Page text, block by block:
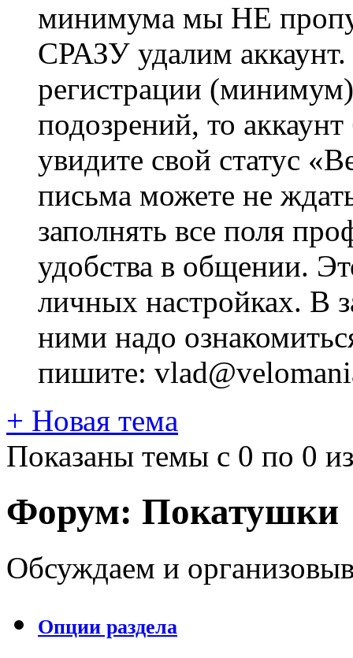
минимума мы НЕ
СРАЗУ удалим
регистрации
подозрений, то
увидите свой статус
письма можете не
заполнять все поля
удобства в общении.
личных настройках. В
ними надо
пишите:
+ Новая тема
Показаны темы с 0 по 0
Форум: Покатушки
Обсуждаем и
Опции раздела